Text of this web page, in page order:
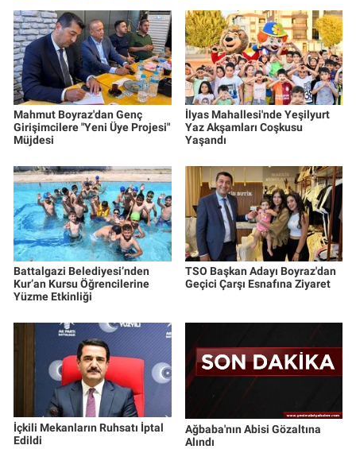
Mahmut Boyraz'dan Genç
Girişimcilere "Yeni Üye Projesi"
Müjdesi
İlyas Mahallesi'nde Yeşilyurt
Yaz Akşamları Coşkusu
Yaşandı
Battalgazi Belediyesi’nden
Kur’an Kursu Öğrencilerine
Yüzme Etkinliği
TSO Başkan Adayı Boyraz'dan
Geçici Çarşı Esnafına Ziyaret
İçkili Mekanların Ruhsatı İptal
Edildi
Ağbaba'nın Abisi Gözaltına
Alındı